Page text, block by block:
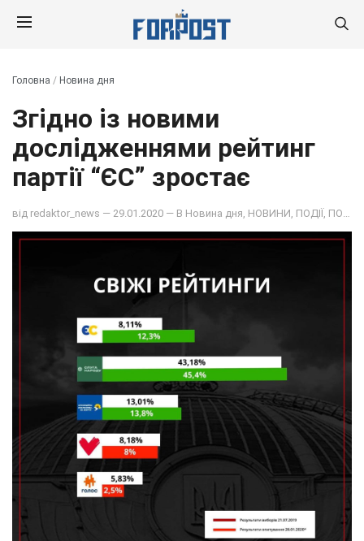
Головна / Новина дня
Згідно із новими
дослідженнями рейтинг
партії “ЄС” зростає
від redaktor_news — 29.01.2020 — В Новина дня НОВИНИ ПОДІЇ ПОЛІТИКА